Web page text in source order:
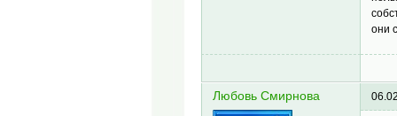
они
Любовь Смирнова